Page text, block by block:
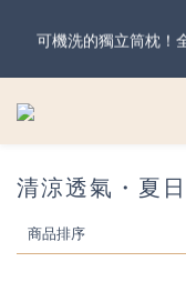
可機洗的獨立筒枕！
暖心父親節・天絲全
清涼透氣・夏
商品排序